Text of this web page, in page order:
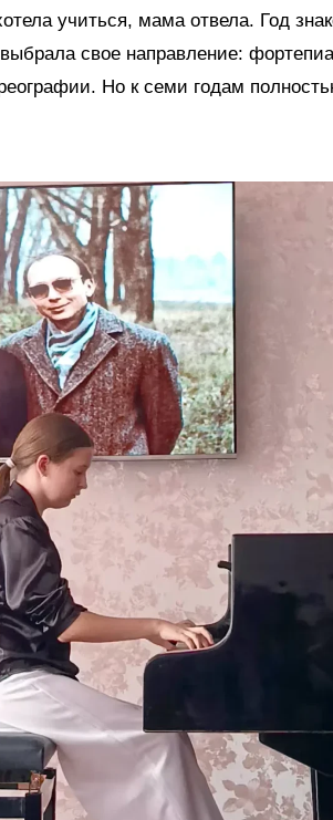
учиться, мама отвела. Год
свое направление:
Но к семи годам